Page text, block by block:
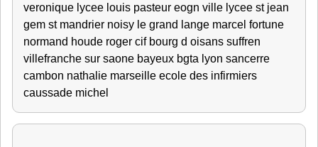
veronique lycee louis pasteur eogn ville lycee st jean
gem st mandrier noisy le grand lange marcel fortune
normand houde roger cif bourg d oisans suffren
villefranche sur saone bayeux bgta lyon sancerre
cambon nathalie marseille ecole des infirmiers
caussade michel